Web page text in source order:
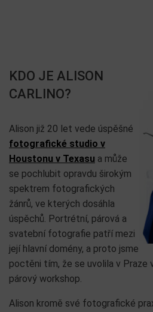
KDO JE ALISON
CARLINO?
Alison již 20 let vede úspěšné
fotografické studio v
Houstonu v Texasu a může
se pochlubit opravdu širokým
spektrem fotografických
žánrů, ve kterých dosáhla
úspěchů. Portrétní, párová a
svatební fotografie patří mezi
její hlavní domény, a proto jsme
poctěni tím, že se uvolila v Praze
párový workshop.
Alison kromě své fotografické